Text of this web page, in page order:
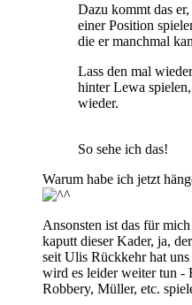
Dazu kommt das
einer Position
die er manchmal
Lass den mal
hinter Lewa
wieder.
So sehe ich das!
Warum habe ich jetzt
Ansonsten ist das für
kaputt dieser Kader, ja,
seit Ulis Rückkehr hat
wird es leider weiter tun -
Robbery, Müller, etc.